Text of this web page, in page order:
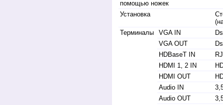
помощью ножек
Установка
Терминалы
VGA IN
VGA OUT
HDBaseT IN
HDMI 1, 2 IN
HDMI OUT
Audio IN
Audio OUT